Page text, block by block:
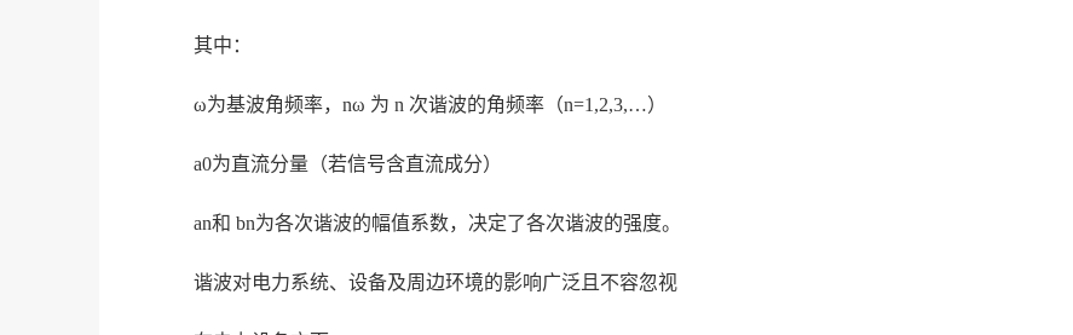
其中：
ω为基波角频率，nω 为 n 次谐波的角频率（n=1,2,3,…）
a0为直流分量（若信号含直流成分）
an和 bn为各次谐波的幅值系数，决定了各次谐波的强度。
谐波对电力系统、设备及周边环境的影响广泛且不容忽视